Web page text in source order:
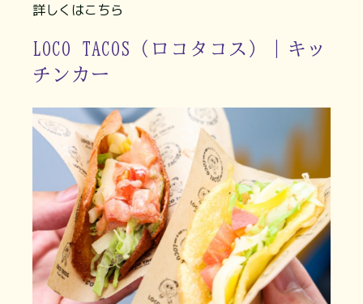
詳しくはこちら
LOCO TACOS（ロコタコス）｜キッ
チンカー